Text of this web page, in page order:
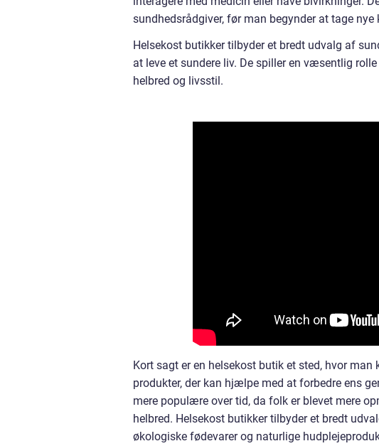
sundhedsrådgiver, før man begynder at tage nye
Helsekost butikker tilbyder et bredt udvalg af
at leve et sundere liv. De spiller en væsentlig
helbred og livsstil.
Kort sagt er en helsekost butik et sted, hvor
produkter, der kan hjælpe med at forbedre ens
mere populære over tid, da folk er blevet mere
helbred. Helsekost butikker tilbyder et bredt
økologiske fødevarer og naturlige